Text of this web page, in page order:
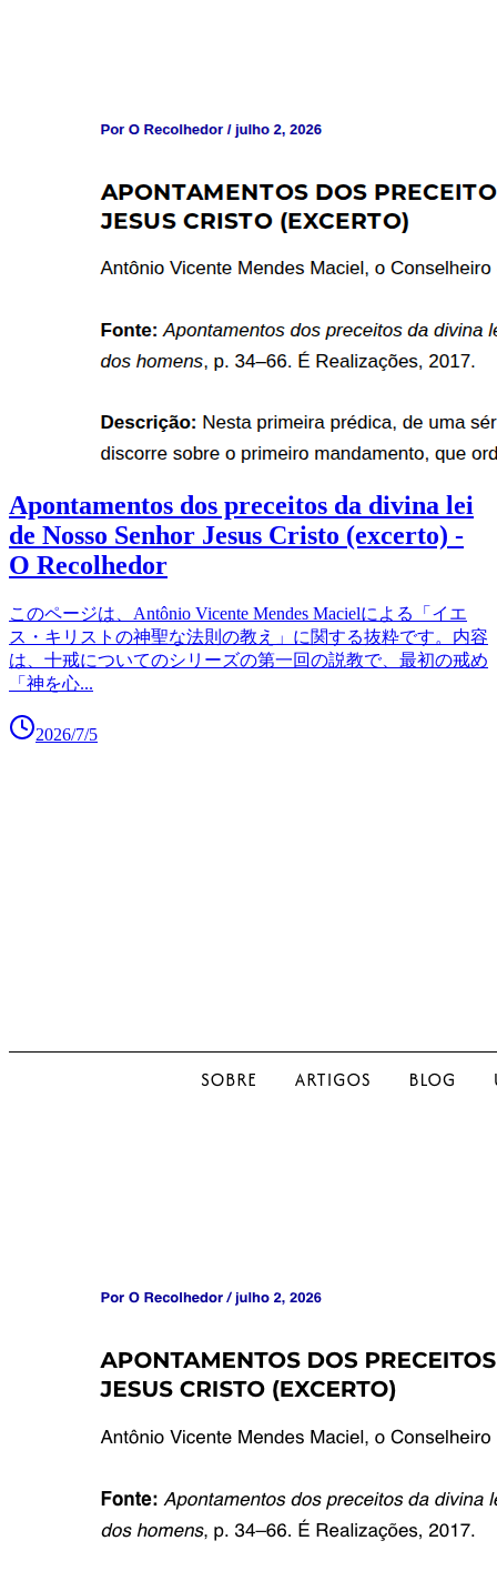
Apontamentos dos preceitos da divina lei
de Nosso Senhor Jesus Cristo (excerto) -
O Recolhedor
このページは、Antônio Vicente Mendes Macielによる「イエ
ス・キリストの神聖な法則の教え」に関する抜粋です。内容
は、十戒についてのシリーズの第一回の説教で、最初の戒め
「神を心...
2026/7/5